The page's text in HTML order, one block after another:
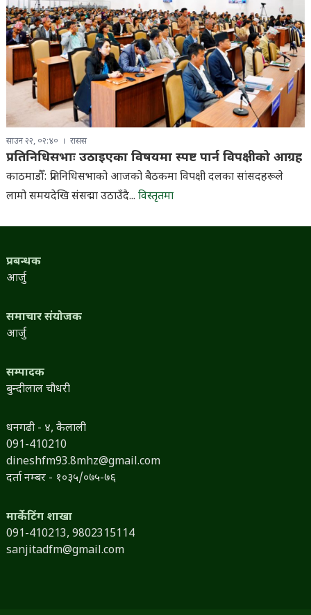
साउन २२, ०२:४० रासस
प्रतिनिधिसभाः उठाइएका विषयमा स्पष्ट पार्न विपक्षीको आग्रह
काठमाडौँ: प्रतिनिधिसभाको आजको बैठकमा विपक्षी दलका सांसदहरूले
लामो समयदेखि संसद्मा उठाउँदै... विस्तृतमा
प्रबन्धक
आर्जु
समाचार संयोजक
आर्जु
सम्पादक
बुन्दीलाल चौधरी
धनगढी - ४, कैलाली
091-410210
dineshfm93.8mhz@gmail.com
दर्ता नम्बर - १०३५/०७५-७६
मार्केटिंग शाखा
091-410213, 9802315114
sanjitadfm@gmail.com